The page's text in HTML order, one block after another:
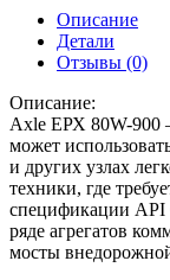
1л
EU
сн(12)
Описание
Детали
Отзывы (0)
Описание:
Axle ЕРХ 80W-900
может
и других узлах
техники, где
спецификации API
ряде агрегатов
мосты